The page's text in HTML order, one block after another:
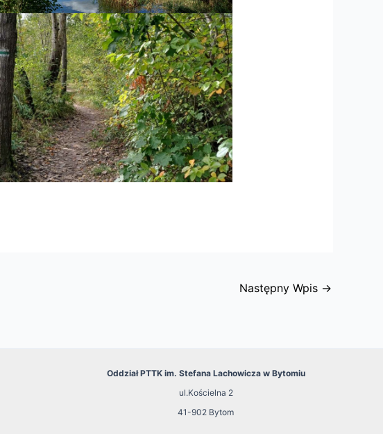
Następny Wpis →
Oddział PTTK im. Stefana Lachowicza w Bytomiu
ul.Kościelna 2
41-902 Bytom